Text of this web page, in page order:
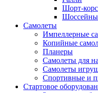
Шорт-
Самолеты
Импеллерные
Копийные
Планеры
Самолеты для
Самолеты
Спортивные и
Стартовое